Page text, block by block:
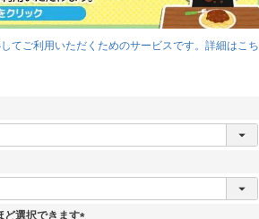
てご利用いただくためのサービスです。詳細はこち
選択できます